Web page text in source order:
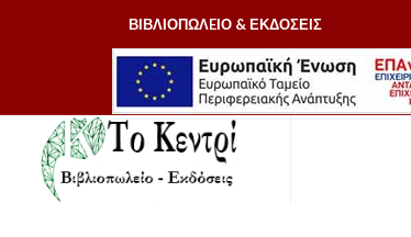
ΒΙΒΛΙΟΠΩΛEΙΟ & ΕΚΔΟΣΕΙΣ